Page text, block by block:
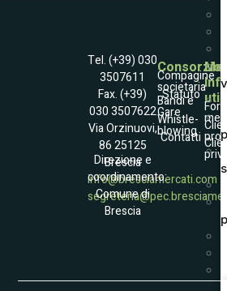
Tel. (+39) 030
3507611
Fax. (+39)
030 3507622
Via Orzinuovi,
86 25125
Brescia
info@bresciamercati.com
Direzione e
coordinamento:
Comune di
Brescia
Consorzio
Compagine
societaria
Statuto
Bandi e
Gare
Whistle­
blowing
Contatti
utili